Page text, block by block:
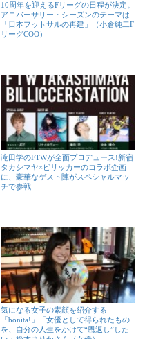
10周年を迎えるFリーグの日程が決定。
アニバーサリー・シーズンのテーマは
「日本フットサルの再建」（小倉純二F
リーグCOO）
滝田学のFTWが全面プロデュース!新宿
タカシマヤ×ビリッカーのコラボ企画
に、豪華なゲスト陣がスペシャルマッ
チで参戦
気になる女子の素顔を紹介する
「bonita!」「女優として得られたもの
を、自分の人生をかけて“恩返し”した